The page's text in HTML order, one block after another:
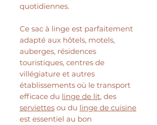
quotidiennes.
Ce sac à linge est parfaitement
adapté aux hôtels, motels,
auberges, résidences
touristiques, centres de
villégiature et autres
établissements où le transport
efficace du linge de lit, des
serviettes ou du linge de cuisine
est essentiel au bon